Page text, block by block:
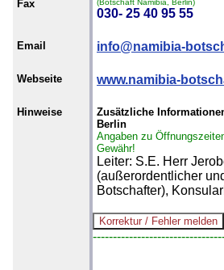
Fax (Botschaft Namibia, Berlin)
030- 25 40 95 55
Email info@namibia-
Webseite www.namibia-
Hinweise
Zusätzliche
Berlin
Angaben zu
Gewähr!
Leiter: S.E. Herr
(außerordentlicher
Botschafter),